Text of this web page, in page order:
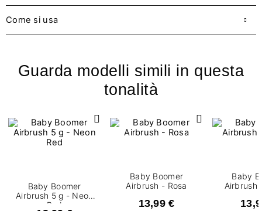
Come si usa
Guarda modelli simili in questa
tonalità
Baby Boomer
Airbrush 5 g - Neon
Red
Baby Boomer
Airbrush - Rosa
13,99 €
Baby
Airbrush